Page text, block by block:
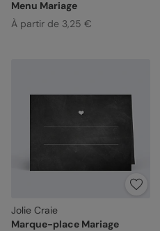
Menu Mariage
À partir de 3,25 €
Jolie Craie
Marque-place Mariage